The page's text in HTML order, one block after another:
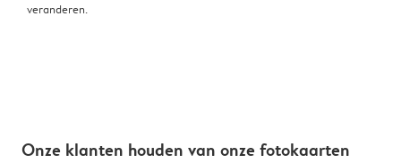
veranderen.
Onze klanten houden van onze fotokaarten